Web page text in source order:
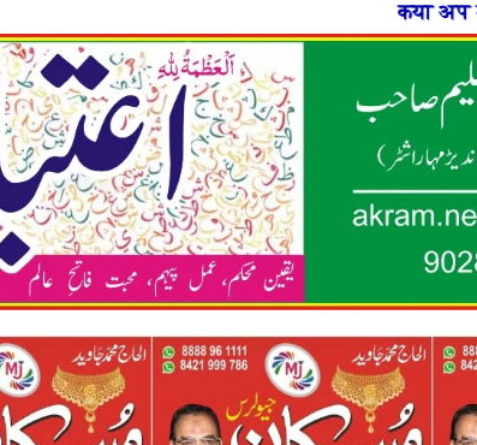
कया अप भी अपने न्यूज़ पेपर की वेब